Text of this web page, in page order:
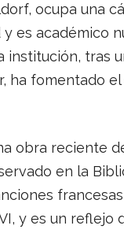
ocupa una
es académico
institución, tras
ha fomentado
obra reciente
en la
y es un reflejo